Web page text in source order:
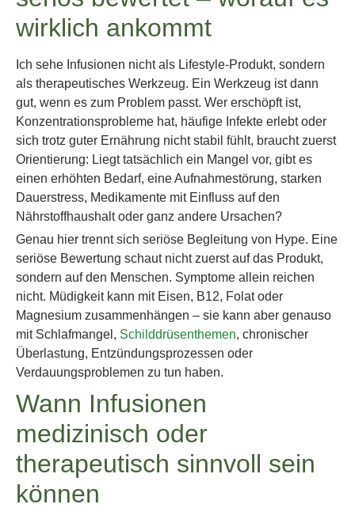
wirklich ankommt
Ich sehe Infusionen nicht als Lifestyle-Produkt, sondern
als therapeutisches Werkzeug. Ein Werkzeug ist dann
gut, wenn es zum Problem passt. Wer erschöpft ist,
Konzentrationsprobleme hat, häufige Infekte erlebt oder
sich trotz guter Ernährung nicht stabil fühlt, braucht zuerst
Orientierung: Liegt tatsächlich ein Mangel vor, gibt es
einen erhöhten Bedarf, eine Aufnahmestörung, starken
Dauerstress, Medikamente mit Einfluss auf den
Nährstoffhaushalt oder ganz andere Ursachen?
Genau hier trennt sich seriöse Begleitung von Hype. Eine
seriöse Bewertung schaut nicht zuerst auf das Produkt,
sondern auf den Menschen. Symptome allein reichen
nicht. Müdigkeit kann mit Eisen, B12, Folat oder
Magnesium zusammenhängen – sie kann aber genauso
mit Schlafmangel, Schilddrüsenthemen, chronischer
Überlastung, Entzündungsprozessen oder
Verdauungsproblemen zu tun haben.
Wann Infusionen
medizinisch oder
therapeutisch sinnvoll sein
können